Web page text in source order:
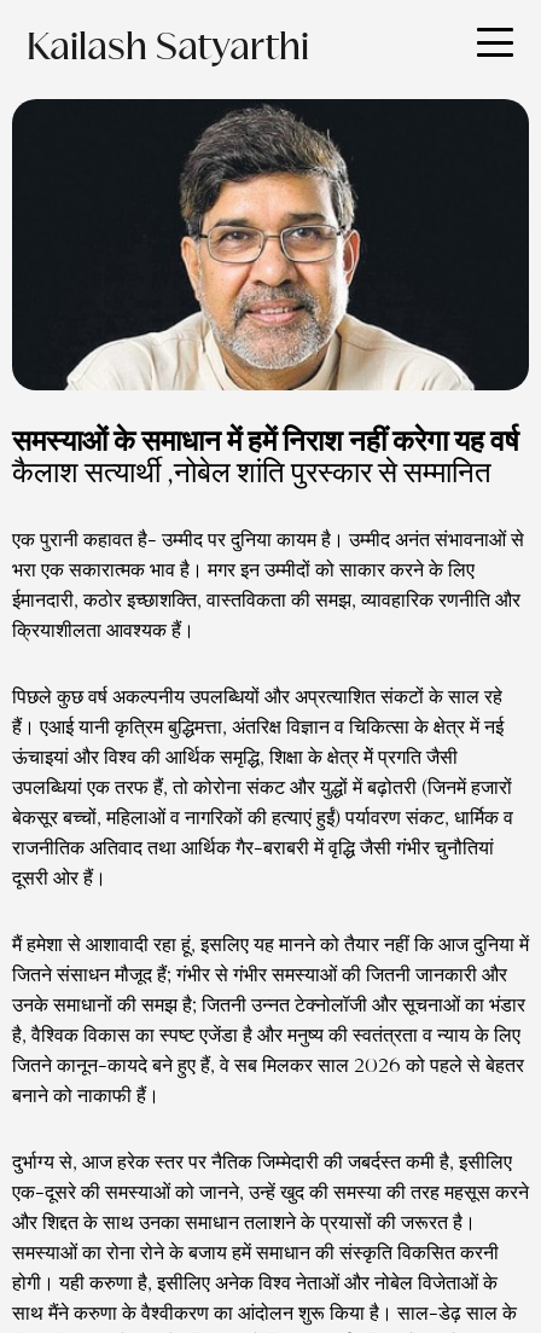
Kailash Satyarthi
समस्याओं के समाधान में हमें निराश नहीं करेगा यह वर्ष
कैलाश सत्यार्थी ,नोबेल शांति पुरस्कार से सम्मानित
एक पुरानी कहावत है- उम्मीद पर दुनिया कायम है। उम्मीद अनंत संभावनाओं से
भरा एक सकारात्मक भाव है। मगर इन उम्मीदों को साकार करने के लिए
ईमानदारी, कठोर इच्छाशक्ति, वास्तविकता की समझ, व्यावहारिक रणनीति और
क्रियाशीलता आवश्यक हैं।
पिछले कुछ वर्ष अकल्पनीय उपलब्धियों और अप्रत्याशित संकटों के साल रहे
हैं। एआई यानी कृत्रिम बुद्धिमत्ता, अंतरिक्ष विज्ञान व चिकित्सा के क्षेत्र में नई
ऊंचाइयां और विश्व की आर्थिक समृद्धि, शिक्षा के क्षेत्र मेें प्रगति जैसी
उपलब्धियां एक तरफ हैं, तो कोरोना संकट और युद्धों में बढ़ोतरी (जिनमें हजारों
बेकसूर बच्चों, महिलाओं व नागरिकों की हत्याएं हुईं) पर्यावरण संकट, धार्मिक व
राजनीतिक अतिवाद तथा आर्थिक गैर-बराबरी में वृद्धि जैसी गंभीर चुनौतियां
दूसरी ओर हैं।
मैं हमेशा से आशावादी रहा हूं, इसलिए यह मानने को तैयार नहीं कि आज दुनिया में
जितने संसाधन मौजूद हैं; गंभीर से गंभीर समस्याओं की जितनी जानकारी और
उनके समाधानों की समझ है; जितनी उन्नत टेक्नोलॉजी और सूचनाओं का भंडार
है, वैश्विक विकास का स्पष्ट एजेंडा है और मनुष्य की स्वतंत्रता व न्याय के लिए
जितने कानून-कायदे बने हुए हैं, वे सब मिलकर साल 2026 को पहले से बेहतर
बनाने को नाकाफी हैं।
दुर्भाग्य से, आज हरेक स्तर पर नैतिक जिम्मेदारी की जबर्दस्त कमी है, इसीलिए
एक-दूसरे की समस्याओं को जानने, उन्हें खुद की समस्या की तरह महसूस करने
और शिद्दत के साथ उनका समाधान तलाशने के प्रयासों की जरूरत है।
समस्याओं का रोना रोने के बजाय हमें समाधान की संस्कृति विकसित करनी
होगी। यही करुणा है, इसीलिए अनेक विश्व नेताओं और नोबेल विजेताओं के
साथ मैंने करुणा के वैश्वीकरण का आंदोलन शुरू किया है। साल-डेढ़ साल के